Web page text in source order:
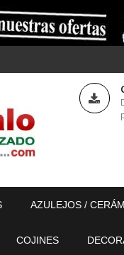
AZULEJOS /
COJINES